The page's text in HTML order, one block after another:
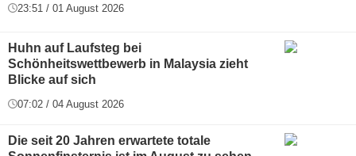
23:51 / 01 August 2026
Huhn auf Laufsteg bei
Schönheitswettbewerb in Malaysia zieht
Blicke auf sich
07:02 / 04 August 2026
Die seit 20 Jahren erwartete totale